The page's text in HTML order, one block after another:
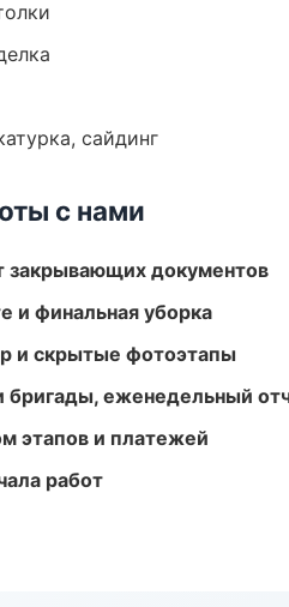
сайдинг
с нами
закрывающих документов
и финальная уборка
и скрытые фотоэтапы
бригады, еженедельный
этапов и платежей
работ